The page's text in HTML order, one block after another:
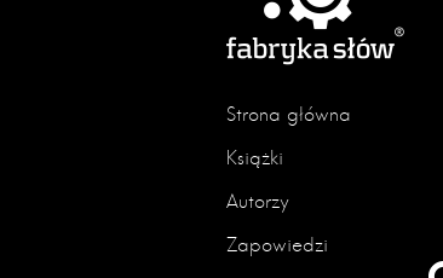
Strona główna
Książki
Autorzy
Zapowiedzi